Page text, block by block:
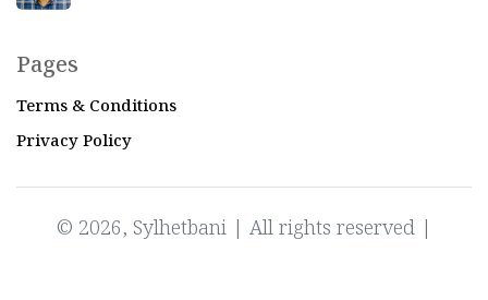
Pages
Terms & Conditions
Privacy Policy
© 2026, Sylhetbani | All rights reserved |